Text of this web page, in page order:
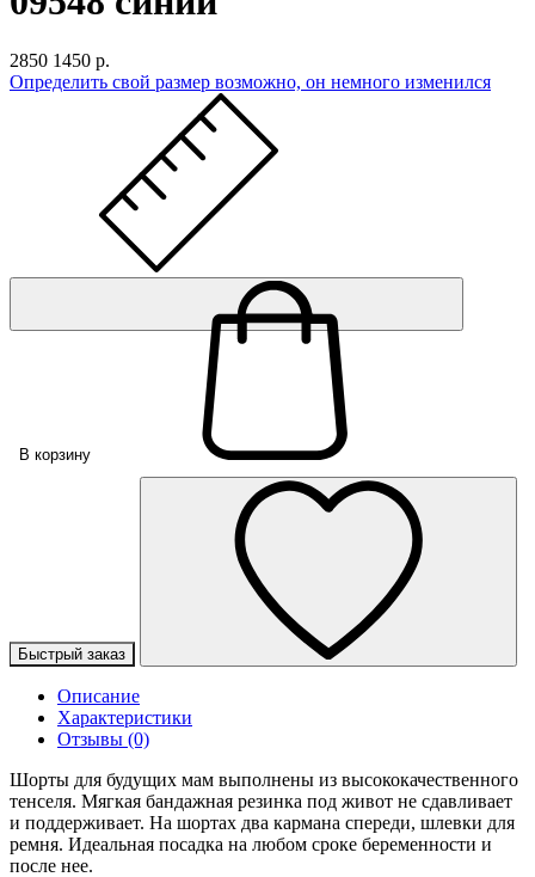
2850 1450 р.
Определить свой размер возможно, он немного изменился
В корзину
Быстрый заказ
Описание
Характеристики
Отзывы (0)
Шорты для будущих мам выполнены из высококачественного
тенселя. Мягкая бандажная резинка под живот не сдавливает
и поддерживает. На шортах два кармана спереди, шлевки для
ремня. Идеальная посадка на любом сроке беременности и
после нее.